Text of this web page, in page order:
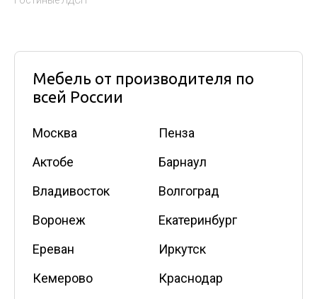
Мебель от производителя по
всей России
Москва
Пенза
Актобе
Барнаул
Владивосток
Волгоград
Воронеж
Екатеринбург
Ереван
Иркутск
Кемерово
Краснодар